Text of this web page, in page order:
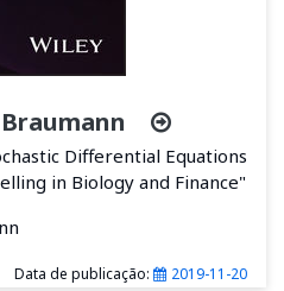
Differential Equations
in Biology and Finance"
Data de publicação: 2019-11-20